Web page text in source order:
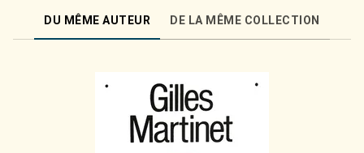
DU MÊME AUTEUR DE LA MÊME COLLECTION